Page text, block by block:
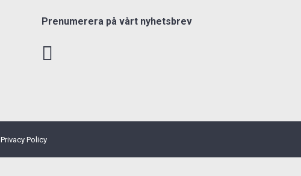
Prenumerera på vårt nyhetsbrev
Privacy Policy